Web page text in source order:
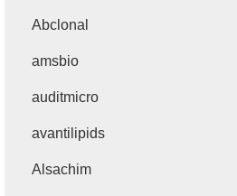
Abclonal
amsbio
auditmicro
avantilipids
Alsachim